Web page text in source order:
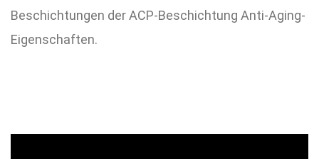
Beschichtungen der ACP-Beschichtung Anti-Aging-
Eigenschaften.